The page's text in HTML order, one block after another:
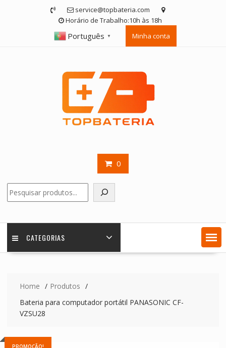
service@topbateria.com
Horário de Trabalho:10h às 18h
Português ▼ Minha conta
0
CATEGORIAS
Home
Produtos
Bateria para computador portátil PANASONIC CF-
VZSU28
PROMOÇÃO!